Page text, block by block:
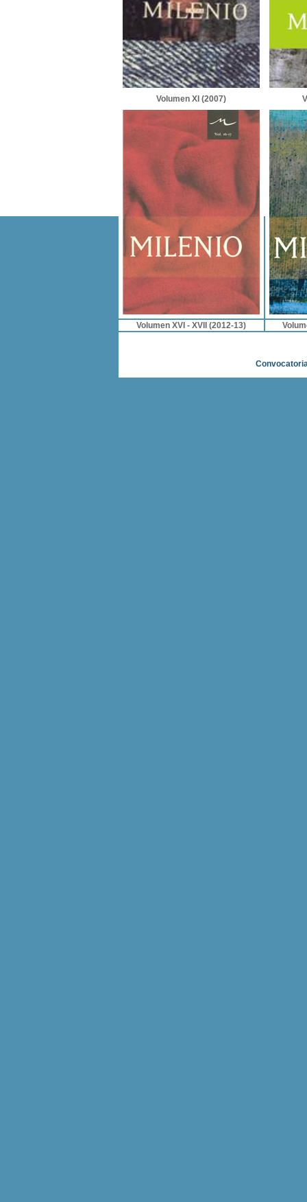
Volumen XI (2007)
Volumen XVI - XVII (2012-13)